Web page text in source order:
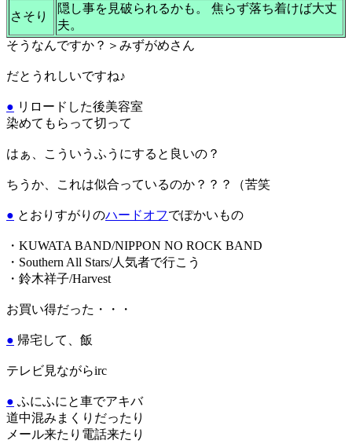
さそり
隠し事を見破られるかも。 焦らず落ち着けば大丈
夫。
そうなんですか？＞みずがめさん
だとうれしいですね♪
● リロードした後美容室
染めてもらって切って
はぁ、こういうふうにすると良いの？
ちうか、これは似合っているのか？？？（苦笑
● とおりすがりのハードオフでぽかいもの
・KUWATA BAND/NIPPON NO ROCK BAND
・Southern All Stars/人気者で行こう
・鈴木祥子/Harvest
お買い得だった・・・
● 帰宅して、飯
テレビ見ながらirc
● ふにふにと車でアキバ
道中混みまくりだったり
メール来たり電話来たり